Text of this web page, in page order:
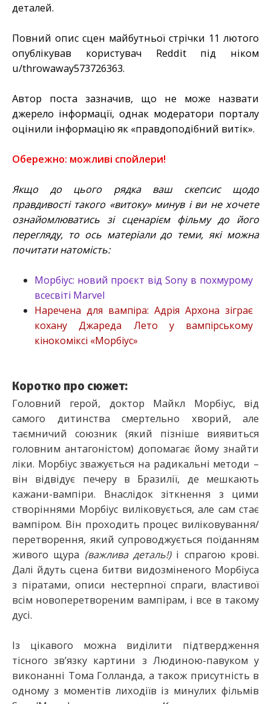
деталей.
Повний опис сцен майбутньої стрічки 11 лютого
опублікував користувач Reddit під ніком
u/throwaway573726363.
Автор поста зазначив, що не може назвати
джерело інформації, однак модератори порталу
оцінили інформацію як «правдоподібний витік».
Обережно: можливі спойлери!
Якщо до цього рядка ваш скепсис щодо
правдивості такого «витоку» минув і ви не хочете
ознайомлюватись зі сценарієм фільму до його
перегляду, то ось матеріали до теми, які можна
почитати натомість:
Морбіус: новий проєкт від Sony в похмурому
всесвіті Marvel
Наречена для вампіра: Адрія Архона зіграє
кохану Джареда Лето у вампірському
кінокоміксі «Морбіус»
Коротко про сюжет:
Головний герой, доктор Майкл Морбіус, від
самого дитинства смертельно хворий, але
таємничий союзник (який пізніше виявиться
головним антагоністом) допомагає йому знайти
ліки. Морбіус зважується на радикальні методи –
він відвідує печеру в Бразилії, де мешкають
кажани-вампіри. Внаслідок зіткнення з цими
створіннями Морбіус виліковується, але сам стає
вампіром. Він проходить процес виліковування/
перетворення, який супроводжується поїданням
живого щура (важлива деталь!) і спрагою крові.
Далі йдуть сцена битви видозміненого Морбіуса
з піратами, описи нестерпної спраги, властивої
всім новоперетвореним вампірам, і все в такому
дусі.
Із цікавого можна виділити підтвердження
тісного зв’язку картини з Людиною-павуком у
виконанні Тома Голланда, а також присутність в
одному з моментів лиходіїв із минулих фільмів